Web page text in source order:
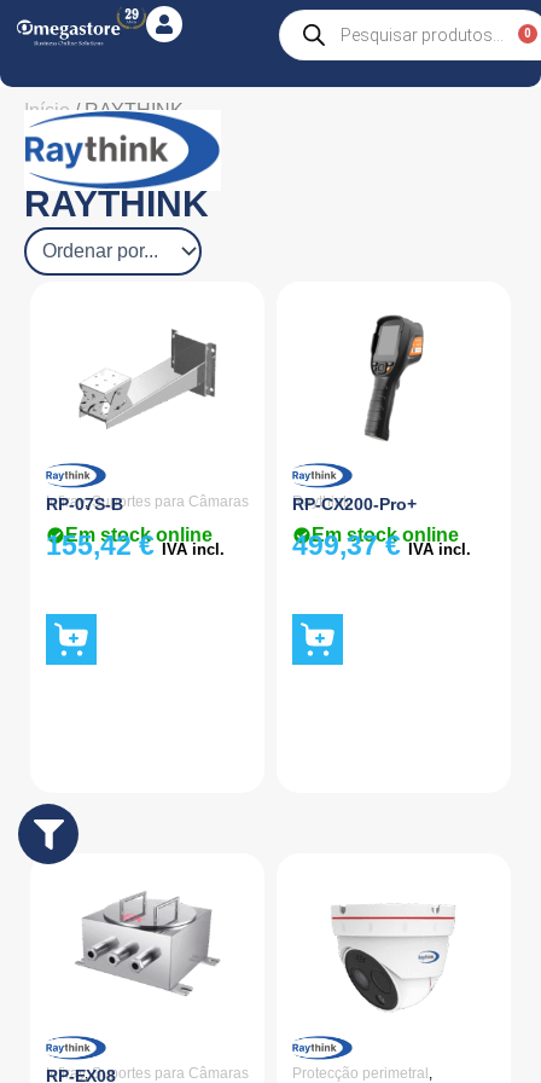
content
Products
search
0
Início/ RAYTHINK
RAYTHINK
Infiray,Suportes para Câmaras
RP-07S-B
Em stock online
155,42€ IVA incl.
Raythink
RP-CX200-Pro+
Em stock online
499,37€ IVA incl.
Infiray,Suportes para Câmaras
RP-EX08 Protecção perimetral ,